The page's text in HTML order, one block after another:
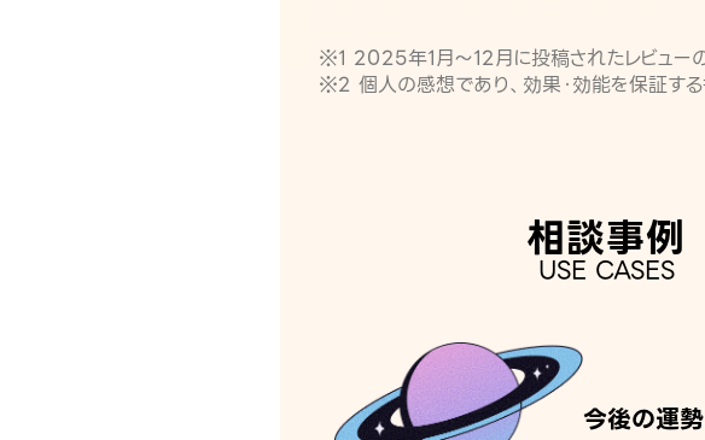
※1 2025年1月〜12月に投稿されたレビュー
※2 個人の感想であり、効果・効能を保証す
相談事例
USE CASES
今後の運勢